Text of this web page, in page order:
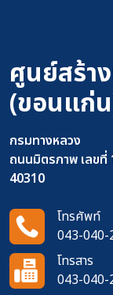
ศูนย์สร้า
(ขอนแก่
กรมทางหลวง
ถนนมิตรภาพ เลขที่
40310
โทรศัพท์
043-040-
โทรสาร
043-040-